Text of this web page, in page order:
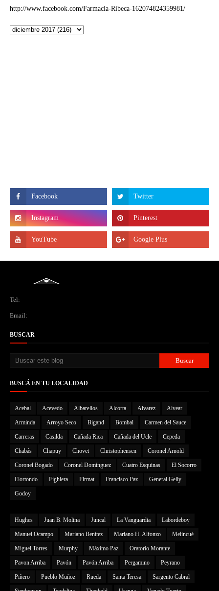
http://www.facebook.com/Farmacia-Ribeca-162074824359981/
Tel:
Email:
BUSCAR
BUSCÁ EN TU LOCALIDAD
Acebal Acevedo Albarellos Alcorta Alvarez Alvear
Arminda Arroyo Seco Bigand Bombal Carmen del Sauce
Carreras Casilda Cañada Rica Cañada del Ucle Cepeda
Chabás Chapuy Chovet Christophensen Coronel Arnold
Coronel Bogado Coronel Domínguez Cuatro Esquinas El Socorro
Elortondo Fighiera Firmat Francisco Paz General Gelly
Godoy
Hughes Juan B. Molina Juncal La Vanguardia Labordeboy
Manuel Ocampo Mariano Benítez Mariano H. Alfonzo Melincué
Miguel Torres Murphy Máximo Paz Oratorio Morante
Pavon Arriba Pavón Pavón Arriba Pergamino Peyrano
Piñero Pueblo Muñoz Rueda Santa Teresa Sargento Cabral